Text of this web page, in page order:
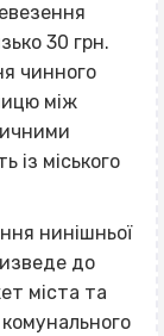
30 грн.
чинного
між
із міського
нинішньої
до
міста та